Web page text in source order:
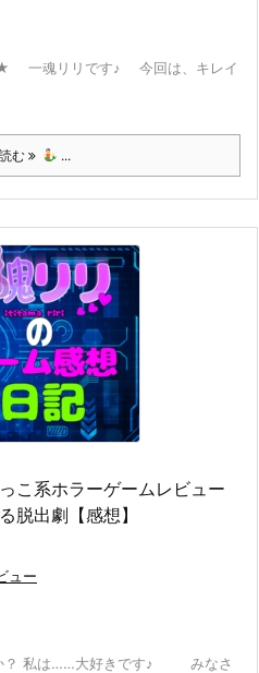
一魂リリです♪ 今回は、キレイ
む ...
こ系ホラーゲームレビュー
脱出劇【感想】
ュー
か？ 私は……大好きです♪ みなさ